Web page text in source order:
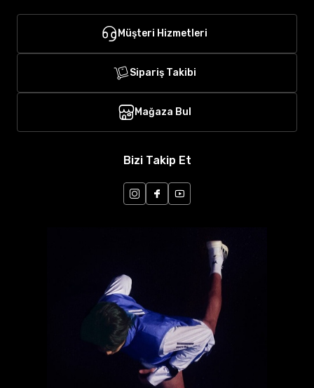
Müşteri Hizmetleri
Sipariş Takibi
Mağaza Bul
Bizi Takip Et